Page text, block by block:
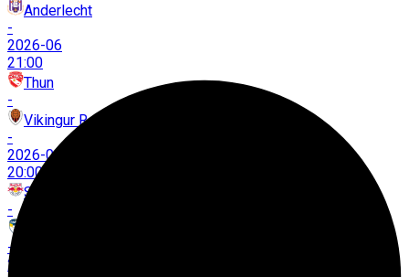
Anderlecht
-
2026-06
21:00
Thun
-
Vikingur R.
-
2026-06
20:00
Salzburg
-
-
2026-06